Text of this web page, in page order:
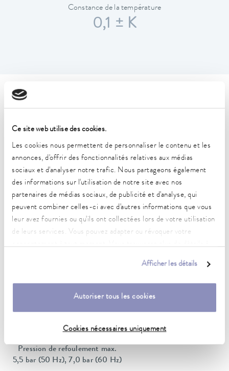
Ce site web utilise des cookies.
Les cookies nous permettent de personnaliser le contenu et les
annonces, d'offrir des fonctionnalités relatives aux médias
sociaux et d'analyser notre trafic. Nous partageons également
des informations sur l'utilisation de notre site avec nos
partenaires de médias sociaux, de publicité et d'analyse, qui
peuvent combiner celles-ci avec d'autres informations que vous
leur avez fournies ou qu'ils ont collectées lors de votre utilisation
de leurs services. Vous pouvez adapter ou révoquer votre
Afficher les détails
Autoriser tous les cookies
Cookies nécessaires uniquement
Constance de la température
0,1 ± K
Caractéristiques techniques
Plage de température de fonctionnement
-32 ... 150 °C
Plage de température ambiante
5 ... 40 °C
Constance de la température
0,1 ± K
Puissance de chauffe max.
Puissance absorbée max.
Pression de refoulement max.
5,5 bar (50 Hz), 7,0 bar (60 Hz)